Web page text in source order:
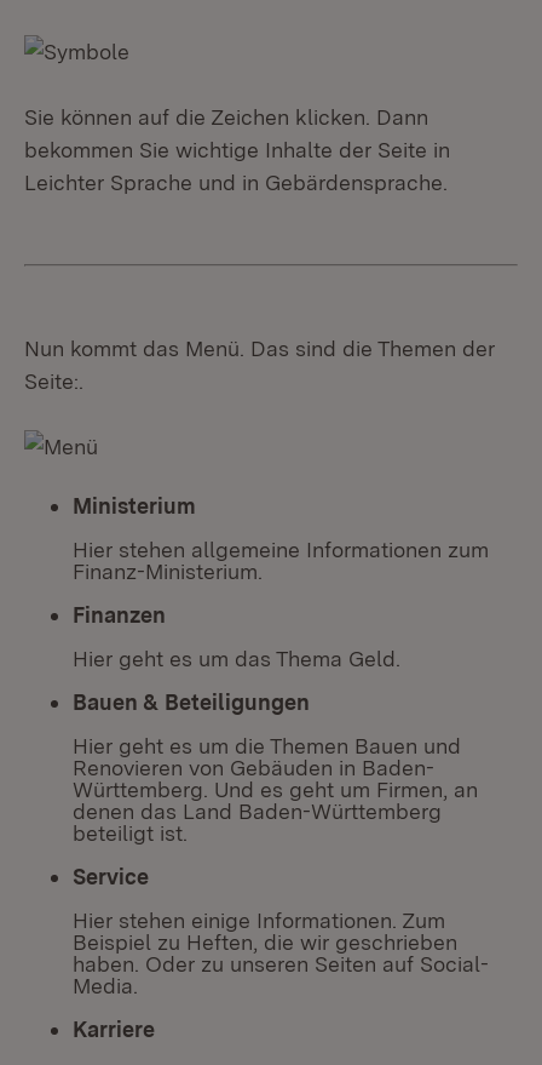
Sie können auf die Zeichen klicken. Dann
bekommen Sie wichtige Inhalte der Seite in
Leichter Sprache und in Gebärdensprache.
Nun kommt das Menü. Das sind die Themen der
Seite:.
Ministerium
Hier stehen allgemeine Informationen zum
Finanz-Ministerium.
Finanzen
Hier geht es um das Thema Geld.
Bauen & Beteiligungen
Hier geht es um die Themen Bauen und
Renovieren von Gebäuden in Baden-
Württemberg. Und es geht um Firmen, an
denen das Land Baden-Württemberg
beteiligt ist.
Service
Hier stehen einige Informationen. Zum
Beispiel zu Heften, die wir geschrieben
haben. Oder zu unseren Seiten auf Social-
Media.
Karriere